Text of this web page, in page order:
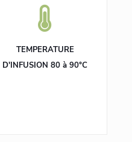
TEMPERATURE
D'INFUSION 80 à 90°C